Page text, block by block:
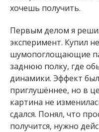
хочешь получить.
Первым делом я
эксперимент. Купил
шумопоглощающие
заднюю полку, где
динамики. Эффект
приглушённее, но в
картина не
сдался. Понял, что
получится, нужно